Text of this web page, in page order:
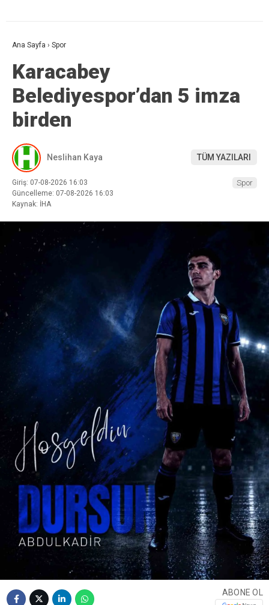
Ana Sayfa › Spor
Karacabey
Belediyespor’dan 5 imza
birden
Neslihan Kaya TÜM YAZILARI
Giriş: 07-08-2026 16:03
Güncelleme: 07-08-2026 16:03
Kaynak: İHA
Spor
ABONE OL